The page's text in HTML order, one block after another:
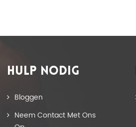
HULP NODIG
Bloggen
Neem Contact Met Ons